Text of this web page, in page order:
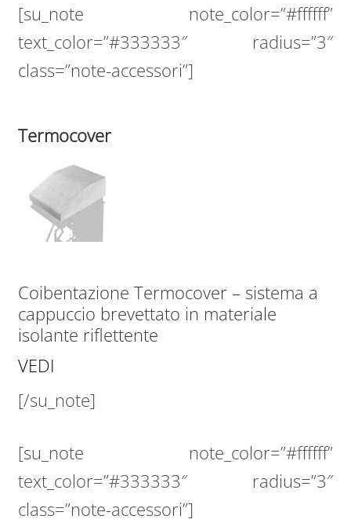
[su_note note_color=”#ffffff”
text_color=”#333333″ radius=”3″
class=”note-accessori”]
Termocover
Coibentazione Termocover – sistema a
cappuccio brevettato in materiale
isolante riflettente
VEDI
[/su_note]
[su_note note_color=”#ffffff”
text_color=”#333333″ radius=”3″
class=”note-accessori”]